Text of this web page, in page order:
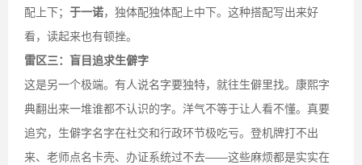
配上下； 于一诺，独体配独体配上中下。这种搭配写出来好
看，读起来也有顿挫。
雷区三：盲目追求生僻字
这是另一个极端。有人说名字要独特，就往生僻里找。康熙字
典翻出来一堆谁都不认识的字。洋气不等于让人看不懂。真要
追究，生僻字名字在社交和行政环节极吃亏。登机牌打不出
来、老师点名卡壳、办证系统过不去——这些麻烦都是实实在